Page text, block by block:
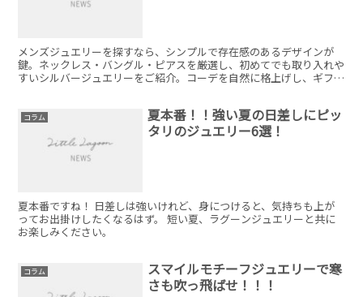
メンズジュエリーを探すなら、シンプルで存在感のあるデザインが
鍵。ネックレス・バングル・ピアスを厳選し、初めてでも取り入れや
すいシルバージュエリーをご紹介。コーデを自然に格上げし、ギフト
コラム
夏本番！！強い夏の日差しにピッ
タリのジュエリー6選！
夏本番ですね！ 日差しは強いけれど、身につけると、気持ちも上が
ってお出掛けしたくなるはず。 短い夏、ラグーンジュエリーと共に
お楽しみください。
コラム
スマイルモチーフジュエリーで寒
さも吹っ飛ばせ！！！